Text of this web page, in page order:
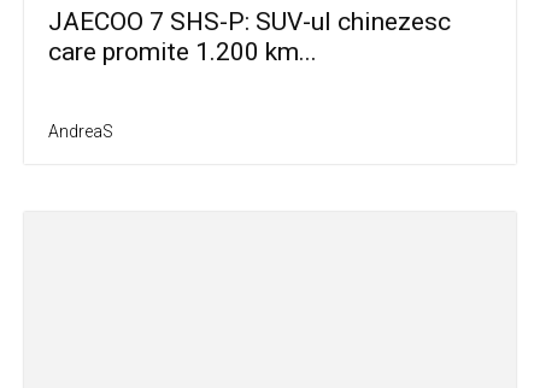
JAECOO 7 SHS-P: SUV-ul chinezesc
care promite 1.200 km...
AndreaS